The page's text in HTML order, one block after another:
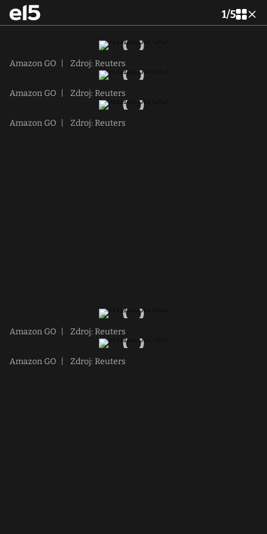
1/5
Amazon GO Zdroj: Reuters
Amazon GO Zdroj: Reuters
Amazon GO Zdroj: Reuters
Amazon GO Zdroj: Reuters
Amazon GO Zdroj: Reuters